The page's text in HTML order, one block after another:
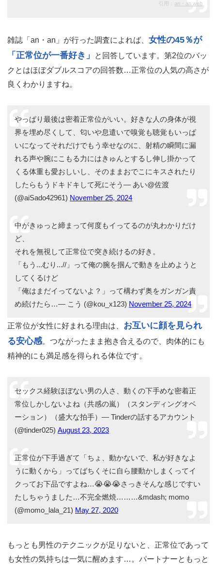
引用： an・an web
雑誌「an・an」が行った調査によれば、 女性の45％が
「正常位が一番好き」
と回答しています。第2位のバッ
クとはほぼダブルスコアの回答数…正常位の人気の高さが
良くわかりますね。
やっぱり最後は密着正常位がいい。好きな人の身体が視
界を埋め尽くして、匂いや息遣いで嗅覚も聴覚もいっぱ
いになってそれだけでもう幸せなのに、射精の瞬間に漏
れる声や腕にこもる力にはきゅんとするし伸し掛かって
くる体重も愛おしいし、そのままおでこにキスされたり
したらもうドキドキして死にそう— あい@佐渡
(@aiSado42961) November 25, 2024
中がきゅっと締まって何度もイってるのが丸わかりだけ
ど、
それを無視して正常位で突き続けるの好き。
「もう...むり...//」って俺の腕を掴んで動きを止めようと
してくるけど
「俺はまだイってないよ？」って構わず奥をガンガン責
め続けたら…— こう (@kou_x123) November 25, 2024
正常位が女性に好まれる理由は、 お互いに顔を見られ
る安心感。つながったまま抱き合えるので、肉体的にも
精神的にも満足感を得られる体位です。
セックス経験ほぼない男の人さ、動くの下手めな密着正
常位しかしないよね（共感の嵐）（スタンディングオベ
ーション）（盛大な拍手）— Tinderの話するアカウント
(@tinder025) August 23, 2023
正常位が下手過ぎて「ちょ、動かないで、私が好きなよ
うに動くから」ってばちくそに自ら腰動かしまくってイ
クってお下品ですよね…😭😭😭さっきそんな感じですい
たしちゃうました…不完全燃焼………&mdash; momo
(@momo_lala_21) May 27, 2020
もっとも男性のテクニックが足りないと、正常位であって
も女性の気持ちは一気に醒めます…。パートナーともっと